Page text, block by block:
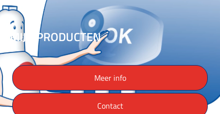
MIJN PRODUCTEN
Meer info
Contact